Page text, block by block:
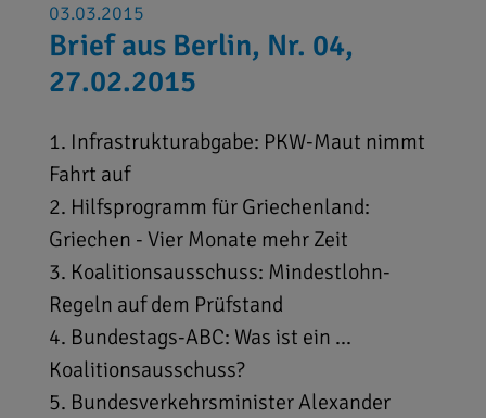
03.03.2015
Brief aus Berlin, Nr. 04,
27.02.2015
1. Infrastrukturabgabe: PKW-Maut nimmt
Fahrt auf
2. Hilfsprogramm für Griechenland:
Griechen - Vier Monate mehr Zeit
3. Koalitionsausschuss: Mindestlohn-
Regeln auf dem Prüfstand
4. Bundestags-ABC: Was ist ein ...
Koalitionsausschuss?
5. Bundesverkehrsminister Alexander